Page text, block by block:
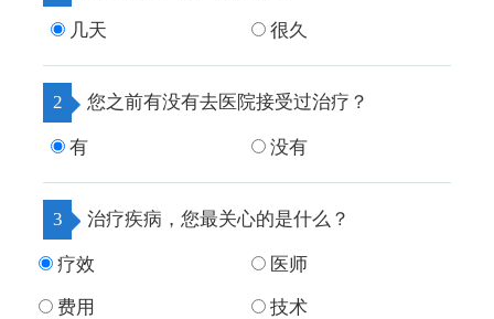
几天 很久
2 您之前有没有去医院接受过治疗？
有 没有
3 治疗疾病，您最关心的是什么？
疗效 医师
费用 技术